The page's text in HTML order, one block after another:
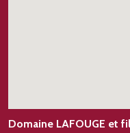
Domaine LAFOUGE et